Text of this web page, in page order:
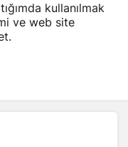
kullanılmak
ve web site